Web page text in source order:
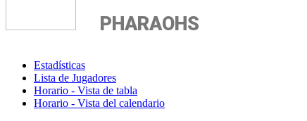
PHARAOHS
Estadísticas
Lista de Jugadores
Horario - Vista de tabla
Horario - Vista del calendario